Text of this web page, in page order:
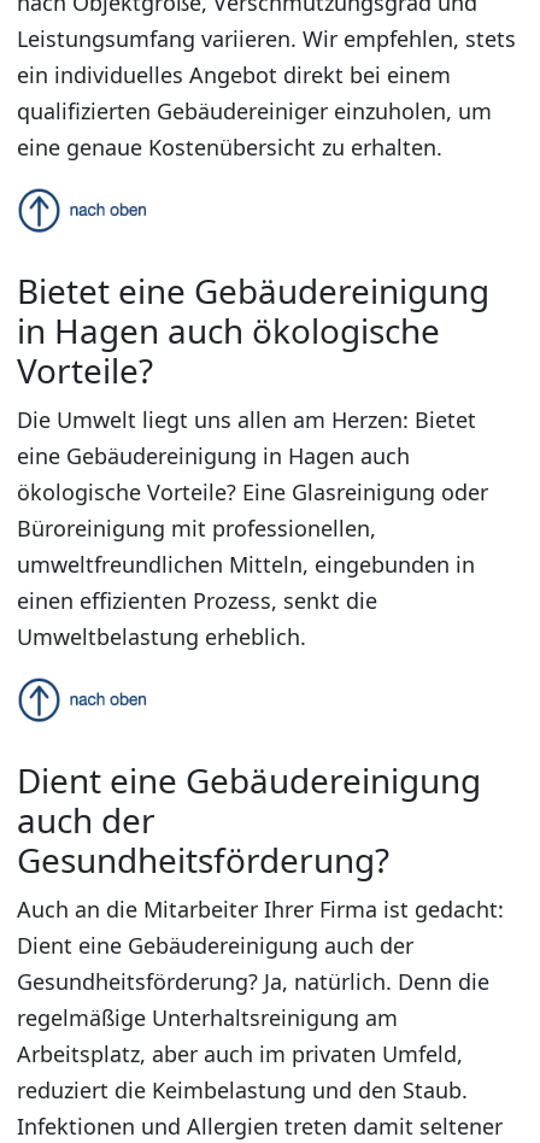
Leistungsumfang variieren. Wir empfehlen, stets
ein individuelles Angebot direkt bei einem
qualifizierten Gebäudereiniger einzuholen, um
eine genaue Kostenübersicht zu erhalten.
Bietet eine Gebäudereinigung
in Hagen auch ökologische
Vorteile?
Die Umwelt liegt uns allen am Herzen: Bietet
eine Gebäudereinigung in Hagen auch
ökologische Vorteile? Eine Glasreinigung oder
Büroreinigung mit professionellen,
umweltfreundlichen Mitteln, eingebunden in
einen effizienten Prozess, senkt die
Umweltbelastung erheblich.
Dient eine Gebäudereinigung
auch der
Gesundheitsförderung?
Auch an die Mitarbeiter Ihrer Firma ist gedacht:
Dient eine Gebäudereinigung auch der
Gesundheitsförderung? Ja, natürlich. Denn die
regelmäßige Unterhaltsreinigung am
Arbeitsplatz, aber auch im privaten Umfeld,
reduziert die Keimbelastung und den Staub.
Infektionen und Allergien treten damit seltener